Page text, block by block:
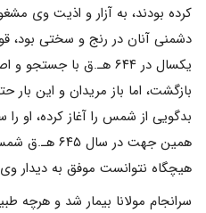
کرده بودند، به آزار و اذیت وی
دشمنی آنان در رنج و سختی بود،
یکسال در ۶۴۴ هـ.ق با
بازگشت، اما باز مریدان و این بار
بدگویی از شمس را آغاز کرده، او را
همین جهت در
هیچگاه نتوانست موفق به دیدار
سرانجام مولانا بیمار شد و هرچه